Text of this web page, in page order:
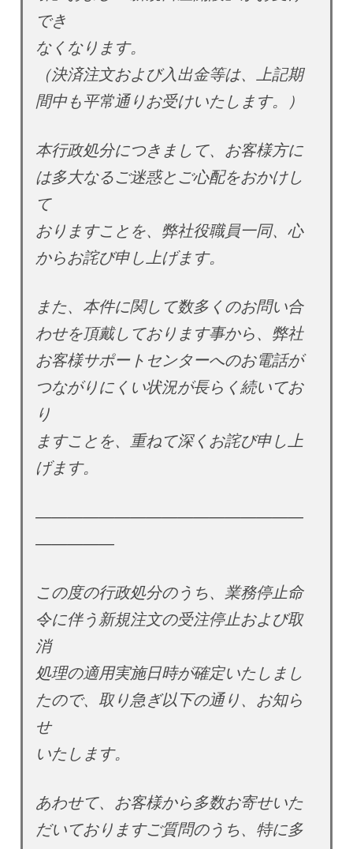
でき
なくなります。
（決済注文および入出金等は、上記期
間中も平常通りお受けいたします。）
本行政処分につきまして、お客様方に
は多大なるご迷惑とご心配をおかけし
て
おりますことを、弊社役職員一同、心
からお詫び申し上げます。
また、本件に関して数多くのお問い合
わせを頂戴しております事から、弊社
お客様サポートセンターへのお電話が
つながりにくい状況が長らく続いてお
り
ますことを、重ねて深くお詫び申し上
げます。
—————————————————
—————
この度の行政処分のうち、業務停止命
令に伴う新規注文の受注停止および取
消
処理の適用実施日時が確定いたしまし
たので、取り急ぎ以下の通り、お知ら
せ
いたします。
あわせて、お客様から多数お寄せいた
だいておりますご質問のうち、特に多